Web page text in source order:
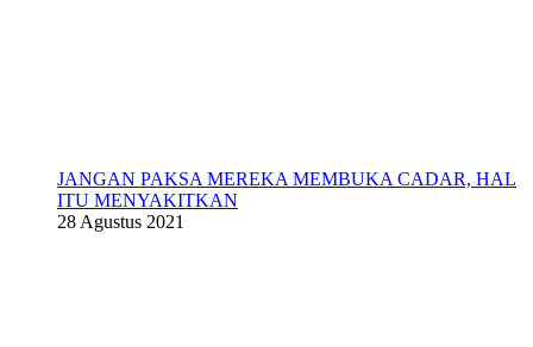
JANGAN PAKSA MEREKA MEMBUKA CADAR, HAL
ITU MENYAKITKAN
28 Agustus 2021